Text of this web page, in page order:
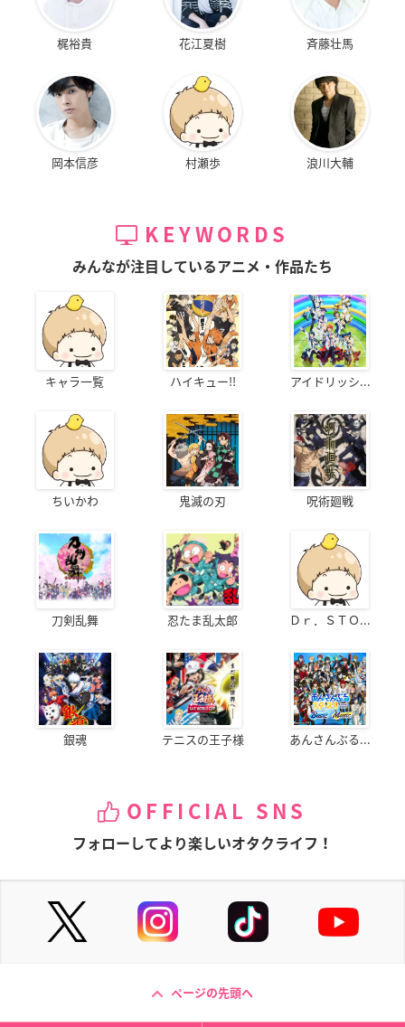
梶裕貴 花江夏樹 斉藤壮馬
岡本信彦 村瀬歩 浪川大輔
KEYWORDS
みんなが注目しているアニメ・作品たち
キャラ一覧 ハイキュー!! アイドリッシ...
ちいかわ 鬼滅の刃 呪術廻戦
刀剣乱舞 忍たま乱太郎 Ｄｒ．ＳＴＯ...
銀魂 テニスの王子様 あんさんぶる...
OFFICIAL SNS
フォローしてより楽しいオタクライフ！
ページの先頭へ